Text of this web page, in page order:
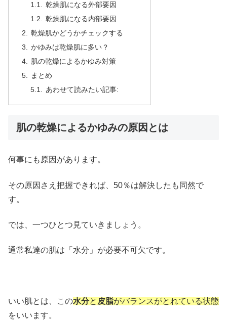
乾燥肌になる外部要因
乾燥肌になる内部要因
乾燥肌かどうかチェックする
かゆみは乾燥肌に多い？
肌の乾燥によるかゆみ対策
まとめ
あわせて読みたい記事:
肌の乾燥によるかゆみの原因とは
何事にも原因があります。
その原因さえ把握できれば、50％は解決したも同然で
す。
では、一つひとつ見ていきましょう。
通常私達の肌は「水分」が必要不可欠です。
いい肌とは、この水分と 皮脂がバランスがとれている状態
をいいます。